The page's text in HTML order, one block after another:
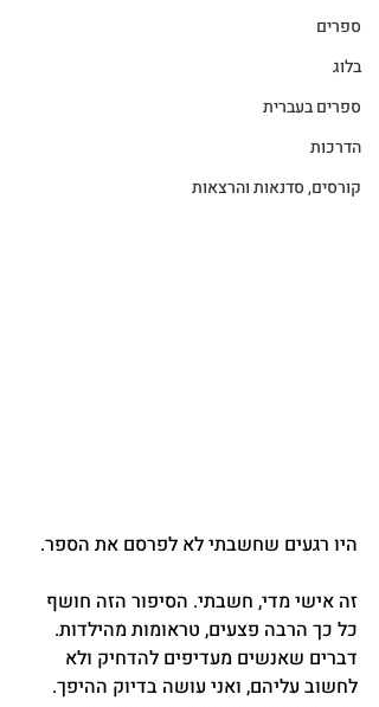
ספרים
בלוג
ספרים בעברית
הדרכות
קורסים, סדנאות והרצאות
היו רגעים שחשבתי לא לפרסם את הספר.
זה אישי מדי, חשבתי. הסיפור הזה חושף
כל כך הרבה פצעים, טראומות מהילדות.
דברים שאנשים מעדיפים להדחיק ולא
לחשוב עליהם, ואני עושה בדיוק ההיפך.